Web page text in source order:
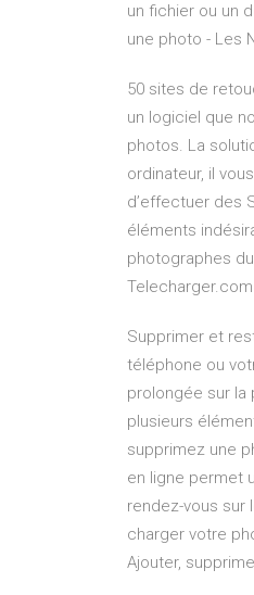
un fichier ou un
une photo - Les
50 sites de
un logiciel que
photos. La
ordinateur, il
d’effectuer des
éléments
photographes
Telecharger.com
Supprimer et
téléphone ou
prolongée sur la
plusieurs
supprimez une
en ligne permet
rendez-vous sur
charger votre
Ajouter,